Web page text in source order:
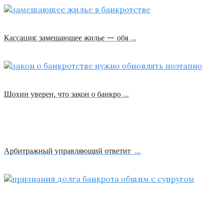
Кассация: замещающее жилье — обя …
Шохин уверен, что закон о банкро …
Арбитражный управляющий ответит …